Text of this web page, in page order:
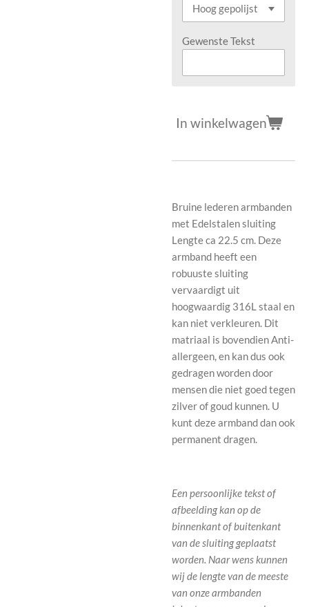
Gewenste Tekst
In winkelwagen
Bruine lederen armbanden
met Edelstalen sluiting
Lengte ca 22.5 cm. Deze
armband heeft een
robuuste sluiting
vervaardigt uit
hoogwaardig 316L staal en
kan niet verkleuren. Dit
matriaal is bovendien Anti-
allergeen, en kan dus ook
gedragen worden door
mensen die niet goed tegen
zilver of goud kunnen. U
kunt deze armband dan ook
permanent dragen.
Een persoonlijke tekst of
afbeelding kan op de
binnenkant of buitenkant
van de sluiting geplaatst
worden. Naar wens kunnen
wij de lengte van de meeste
van onze armbanden